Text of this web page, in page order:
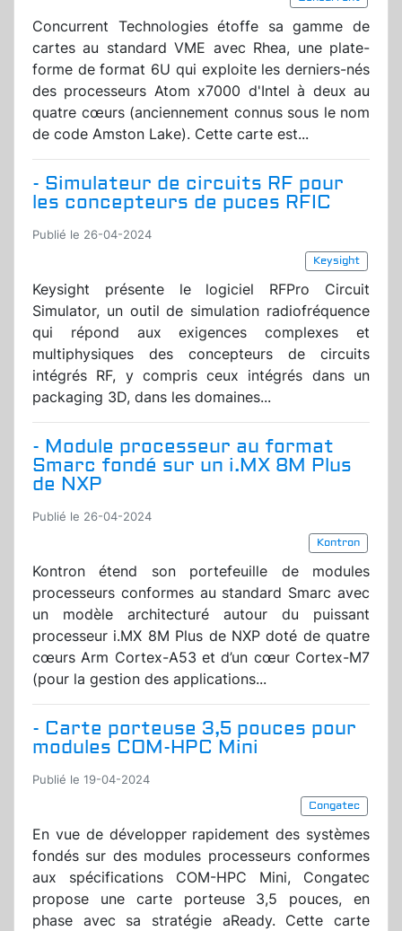
Concurrent Technologies étoffe sa gamme de
cartes au standard VME avec Rhea, une plate-
forme de format 6U qui exploite les derniers-nés
des processeurs Atom x7000 d'Intel à deux au
quatre cœurs (anciennement connus sous le nom
de code Amston Lake). Cette carte est...
- Simulateur de circuits RF pour
les concepteurs de puces RFIC
Publié le 26-04-2024
Keysight
Keysight présente le logiciel RFPro Circuit
Simulator, un outil de simulation radiofréquence
qui répond aux exigences complexes et
multiphysiques des concepteurs de circuits
intégrés RF, y compris ceux intégrés dans un
packaging 3D, dans les domaines...
- Module processeur au format
Smarc fondé sur un i.MX 8M Plus
de NXP
Publié le 26-04-2024
Kontron
Kontron étend son portefeuille de modules
processeurs conformes au standard Smarc avec
un modèle architecturé autour du puissant
processeur i.MX 8M Plus de NXP doté de quatre
cœurs Arm Cortex-A53 et d’un cœur Cortex-M7
(pour la gestion des applications...
- Carte porteuse 3,5 pouces pour
modules COM-HPC Mini
Publié le 19-04-2024
Congatec
En vue de développer rapidement des systèmes
fondés sur des modules processeurs conformes
aux spécifications COM-HPC Mini, Congatec
propose une carte porteuse 3,5 pouces, en
phase avec sa stratégie aReady. Cette carte